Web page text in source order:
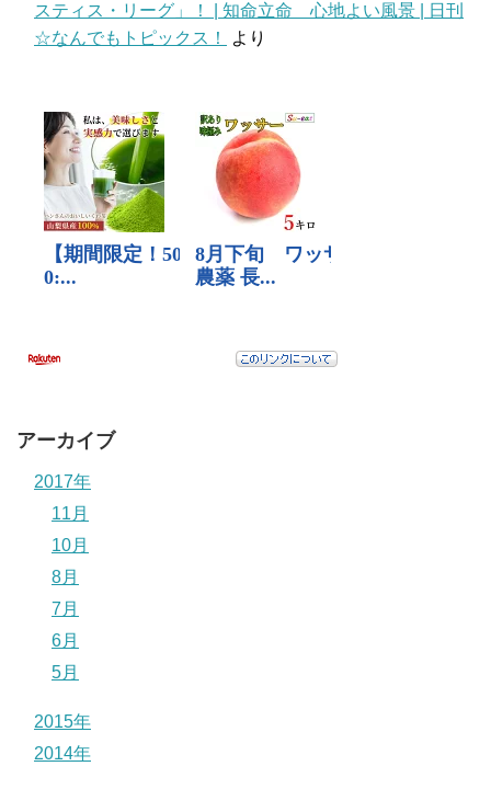
スティス・リーグ」！ | 知命立命 心地よい風景 | 日刊
☆なんでもトピックス！
より
アーカイブ
2017年
11月
10月
8月
7月
6月
5月
2015年
2014年